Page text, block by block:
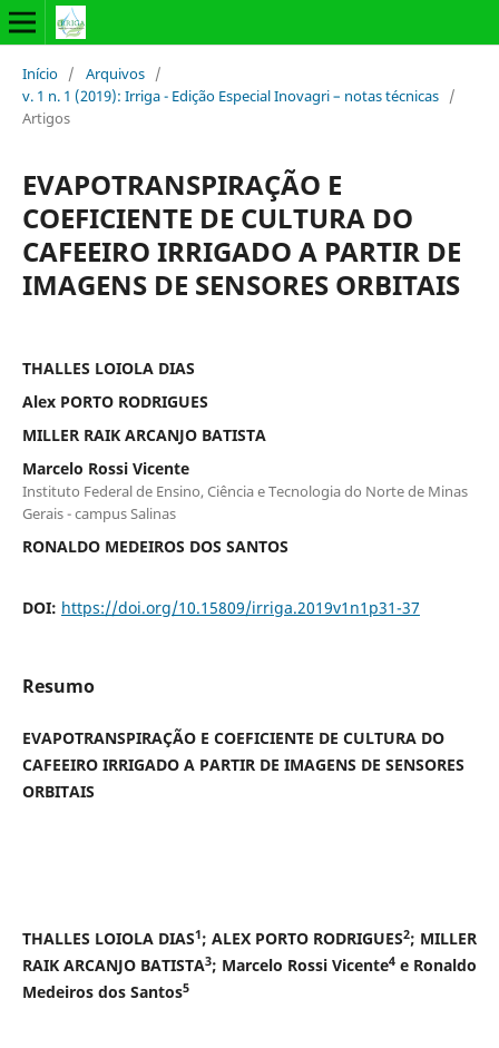
Início / Arquivos /
v. 1 n. 1 (2019): Irriga - Edição Especial Inovagri – notas técnicas /
Artigos
EVAPOTRANSPIRAÇÃO E
COEFICIENTE DE CULTURA DO
CAFEEIRO IRRIGADO A PARTIR DE
IMAGENS DE SENSORES ORBITAIS
THALLES LOIOLA DIAS
Alex PORTO RODRIGUES
MILLER RAIK ARCANJO BATISTA
Marcelo Rossi Vicente
Instituto Federal de Ensino, Ciência e Tecnologia do Norte de Minas
Gerais - campus Salinas
RONALDO MEDEIROS DOS SANTOS
DOI: https://doi.org/10.15809/irriga.2019v1n1p31-37
Resumo
EVAPOTRANSPIRAÇÃO E COEFICIENTE DE CULTURA DO
CAFEEIRO IRRIGADO A PARTIR DE IMAGENS DE SENSORES
ORBITAIS
THALLES LOIOLA DIAS1; ALEX PORTO RODRIGUES2; MILLER
RAIK ARCANJO BATISTA3; Marcelo Rossi Vicente4e Ronaldo
Medeiros dos Santos5